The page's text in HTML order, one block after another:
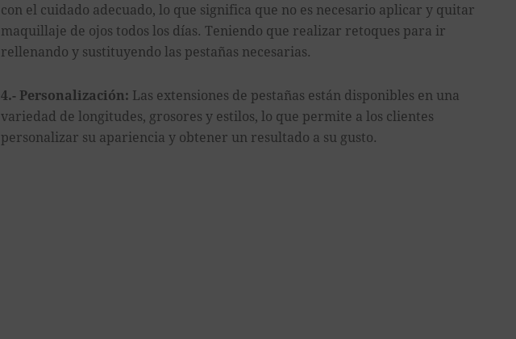
con el cuidado adecuado, lo que significa que no es necesario aplicar y quitar
maquillaje de ojos todos los días. Teniendo que realizar retoques para ir
rellenando y sustituyendo las pestañas necesarias.
4.- Personalización: Las extensiones de pestañas están disponibles en una
variedad de longitudes, grosores y estilos, lo que permite a los clientes
personalizar su apariencia y obtener un resultado a su gusto.